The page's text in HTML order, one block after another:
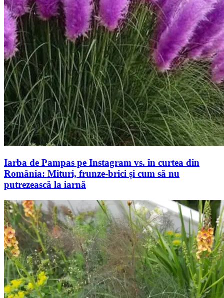
Iarba de Pampas pe Instagram vs. în curtea din
România: Mituri, frunze-brici și cum să nu
putrezească la iarnă